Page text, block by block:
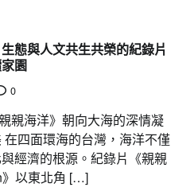
態與人文共生共榮的紀錄片
園
0
親海洋》朝向大海的深情凝
四面環海的台灣，海洋不僅
經濟的根源。紀錄片《親親
》以東北角 […]